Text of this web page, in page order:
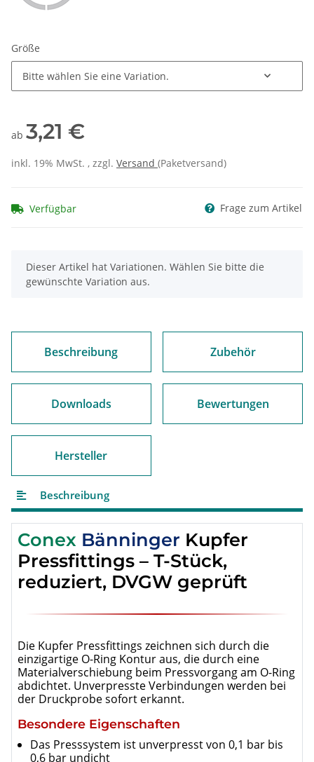
Größe
Bitte wählen Sie eine Variation.
ab 3,21 €
inkl. 19% MwSt. , zzgl. Versand (Paketversand)
Verfügbar Frage zum Artikel
x
Dieser Artikel hat Variationen. Wählen Sie bitte die
gewünschte Variation aus.
Beschreibung Zubehör
Downloads Bewertungen
Hersteller
Beschreibung
Conex Bänninger Kupfer
Pressfittings – T-Stück,
reduziert, DVGW geprüft
Die Kupfer Pressfittings zeichnen sich durch die
einzigartige O-Ring Kontur aus, die durch eine
Materialverschiebung beim Pressvorgang am O-Ring
abdichtet. Unverpresste Verbindungen werden bei
der Druckprobe sofort erkannt.
Besondere Eigenschaften
Das Presssystem ist unverpresst von 0,1 bar bis
0,6 bar undicht